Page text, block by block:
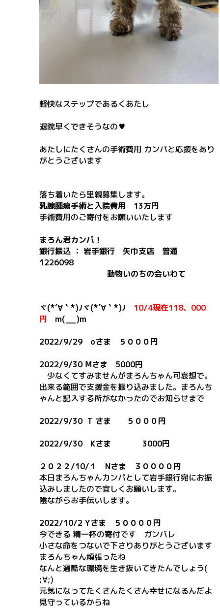
軽快なステップであるくあたし
退院早くできそうなの♥
あたしにたくさんの手術費用 カンパと応援をあり
がとうございます
落ち着いたら里親募集します。
乳腺腫瘍手術と入院費用 13万円
手術費用のご寄付をお願いいたします
まろん君カンパ！
銀行振込 ： 岩手銀行 矢巾支店 普通
1226098
動物いのちの会いわて
ヾ(*´∀｀*)ﾉヾ(*´∀｀*)ﾉ 10/4現在118、000
円 m(__)m
2022/9/29 oさま ５０００円
2022/9/30 Ⅿさま 5000円
少なくてすみませんがまろんちゃん可哀想で。
出来る範囲で支援金を振り込みました。まろんち
ゃんと記入する所がなかったのでお知らせまで
2022/9/30 T さま ５０００円
2022/9/30 Kさま 3000円
２０２２/10/１ Nさま
３００００円
本日まろんちゃんカンパとして岩手銀行宛にお振
込みしましたので宜しくお願いします。
陰ながらお手伝いします。
2022/10/2 Yさま
５００００円
今できる 精一杯の寄付です ガンバレ
小さな命をつないで下さりありがとうございます
まろんちゃん頑張ったね
なんと過酷な環境を生き抜いてきたんでしょう(
;∀;)
元気になってたくさんたくさん幸せになるんだよ
見守っているからね